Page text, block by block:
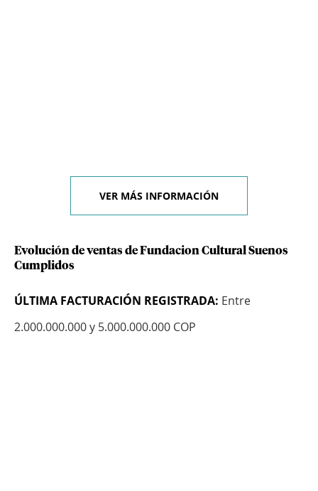
VER MÁS INFORMACIÓN
Evolución de ventas de Fundacion Cultural Suenos
Cumplidos
ÚLTIMA FACTURACIÓN REGISTRADA: Entre
2.000.000.000 y 5.000.000.000 COP